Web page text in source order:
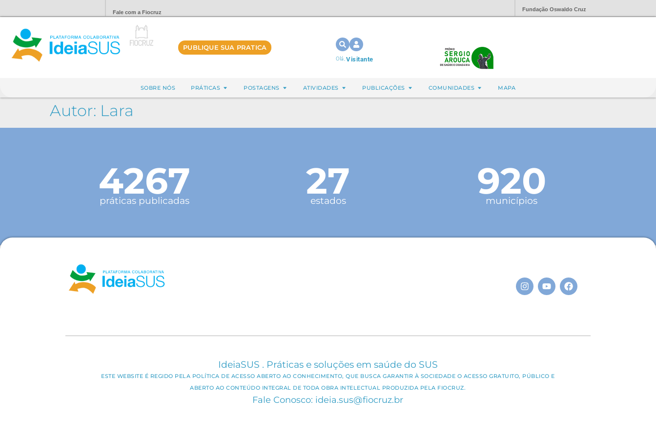
Fale com a Fiocruz Fundação Oswaldo Cruz
PUBLIQUE SUA PRATICA
Olá,Visitante
SOBRE NÓS PRÁTICAS POSTAGENS ATIVIDADES PUBLICAÇÕES COMUNIDADES MAPA
Autor: Lara
4267
práticas publicadas 27
estados 920
municípios
IdeiaSUS . Práticas e soluções em saúde do SUS
ESTE WEBSITE É REGIDO PELA POLÍTICA DE ACESSO ABERTO AO CONHECIMENTO, QUE BUSCA GARANTIR À SOCIEDADE O ACESSO GRATUITO, PÚBLICO E
ABERTO AO CONTEÚDO INTEGRAL DE TODA OBRA INTELECTUAL PRODUZIDA PELA FIOCRUZ.
Fale Conosco: ideia.sus@fiocruz.br